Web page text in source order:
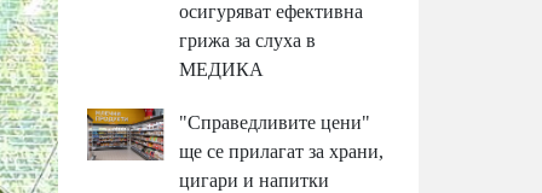
осигуряват ефективна
грижа за слуха в
МЕДИКА
"Справедливите цени"
ще се прилагат за храни,
цигари и напитки